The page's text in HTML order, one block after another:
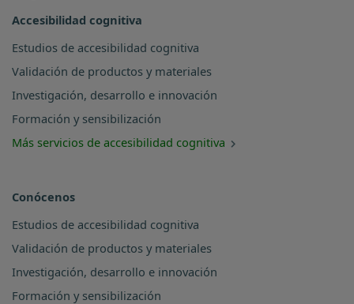
Accesibilidad cognitiva
Estudios de accesibilidad cognitiva
Validación de productos y materiales
Investigación, desarrollo e innovación
Formación y sensibilización
Más servicios de accesibilidad cognitiva
Conócenos
Estudios de accesibilidad cognitiva
Validación de productos y materiales
Investigación, desarrollo e innovación
Formación y sensibilización